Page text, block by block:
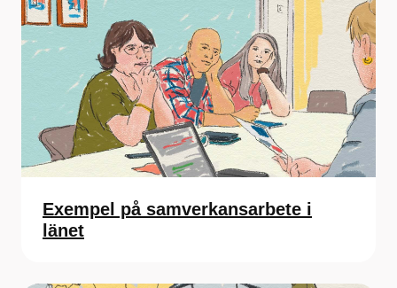
Exempel på samverkans­arbete i
länet